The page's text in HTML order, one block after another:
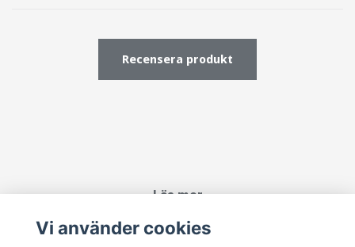
Recensera produkt
Läs mer
Köpvillkor
Vi använder cookies